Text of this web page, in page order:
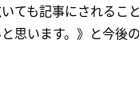
ても記事にされるこ
思います。》と今後